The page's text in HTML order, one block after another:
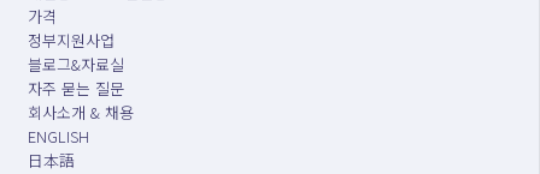
가격
정부지원사업
블로그&자료실
자주 묻는 질문
회사소개 & 채용
ENGLISH
日本語